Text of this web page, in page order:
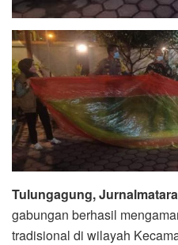
Tulungagung,
gabungan berhasil
tradisional di wilayah